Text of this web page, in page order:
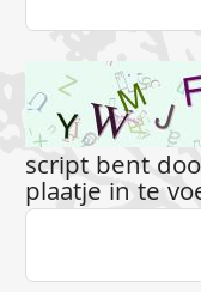
script bent
plaatje in te